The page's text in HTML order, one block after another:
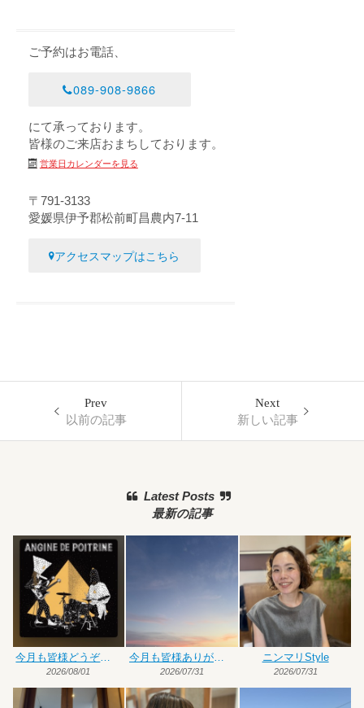
ご予約はお電話、
089-908-9866
にて承っております。
皆様のご来店おまちしております。
営業日カレンダーを見る
〒791-3133
愛媛県伊予郡松前町昌農内7-11
アクセスマップはこちら
Prev
以前の記事
Next
新しい記事
Latest Posts
最新の記事
今月も皆様どうぞよろしくお願いいたします
2026/08/01
今月も皆様ありがとうございました
2026/07/31
ニンマリStyle
2026/07/31